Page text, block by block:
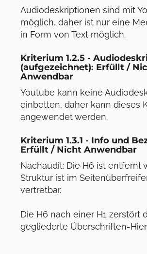
Audiodeskriptionen sind mit
möglich, daher ist nur eine
in Form von Text möglich.
Kriterium 1.2.5 -
(aufgezeichnet): Erfüllt /
Anwendbar
Youtube kann keine
einbetten, daher kann dieses
angewendet werden.
Kriterium 1.3.1 - Info und
Erfüllt / Nicht Anwendbar
Nachaudit: Die H6 ist entfernt
Struktur ist im
vertretbar.
Die H6 nach einer H1 zerstört
gegliederte Überschriften-